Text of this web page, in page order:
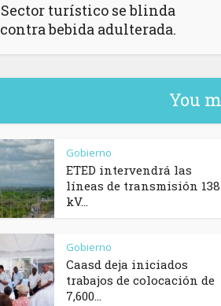
Sector turístico se blinda
contra bebida adulterada.
You
Gobierno
ETED intervendrá las
líneas de transmisión 138
kV...
Gobierno
Caasd deja iniciados
trabajos de colocación de
7,600...